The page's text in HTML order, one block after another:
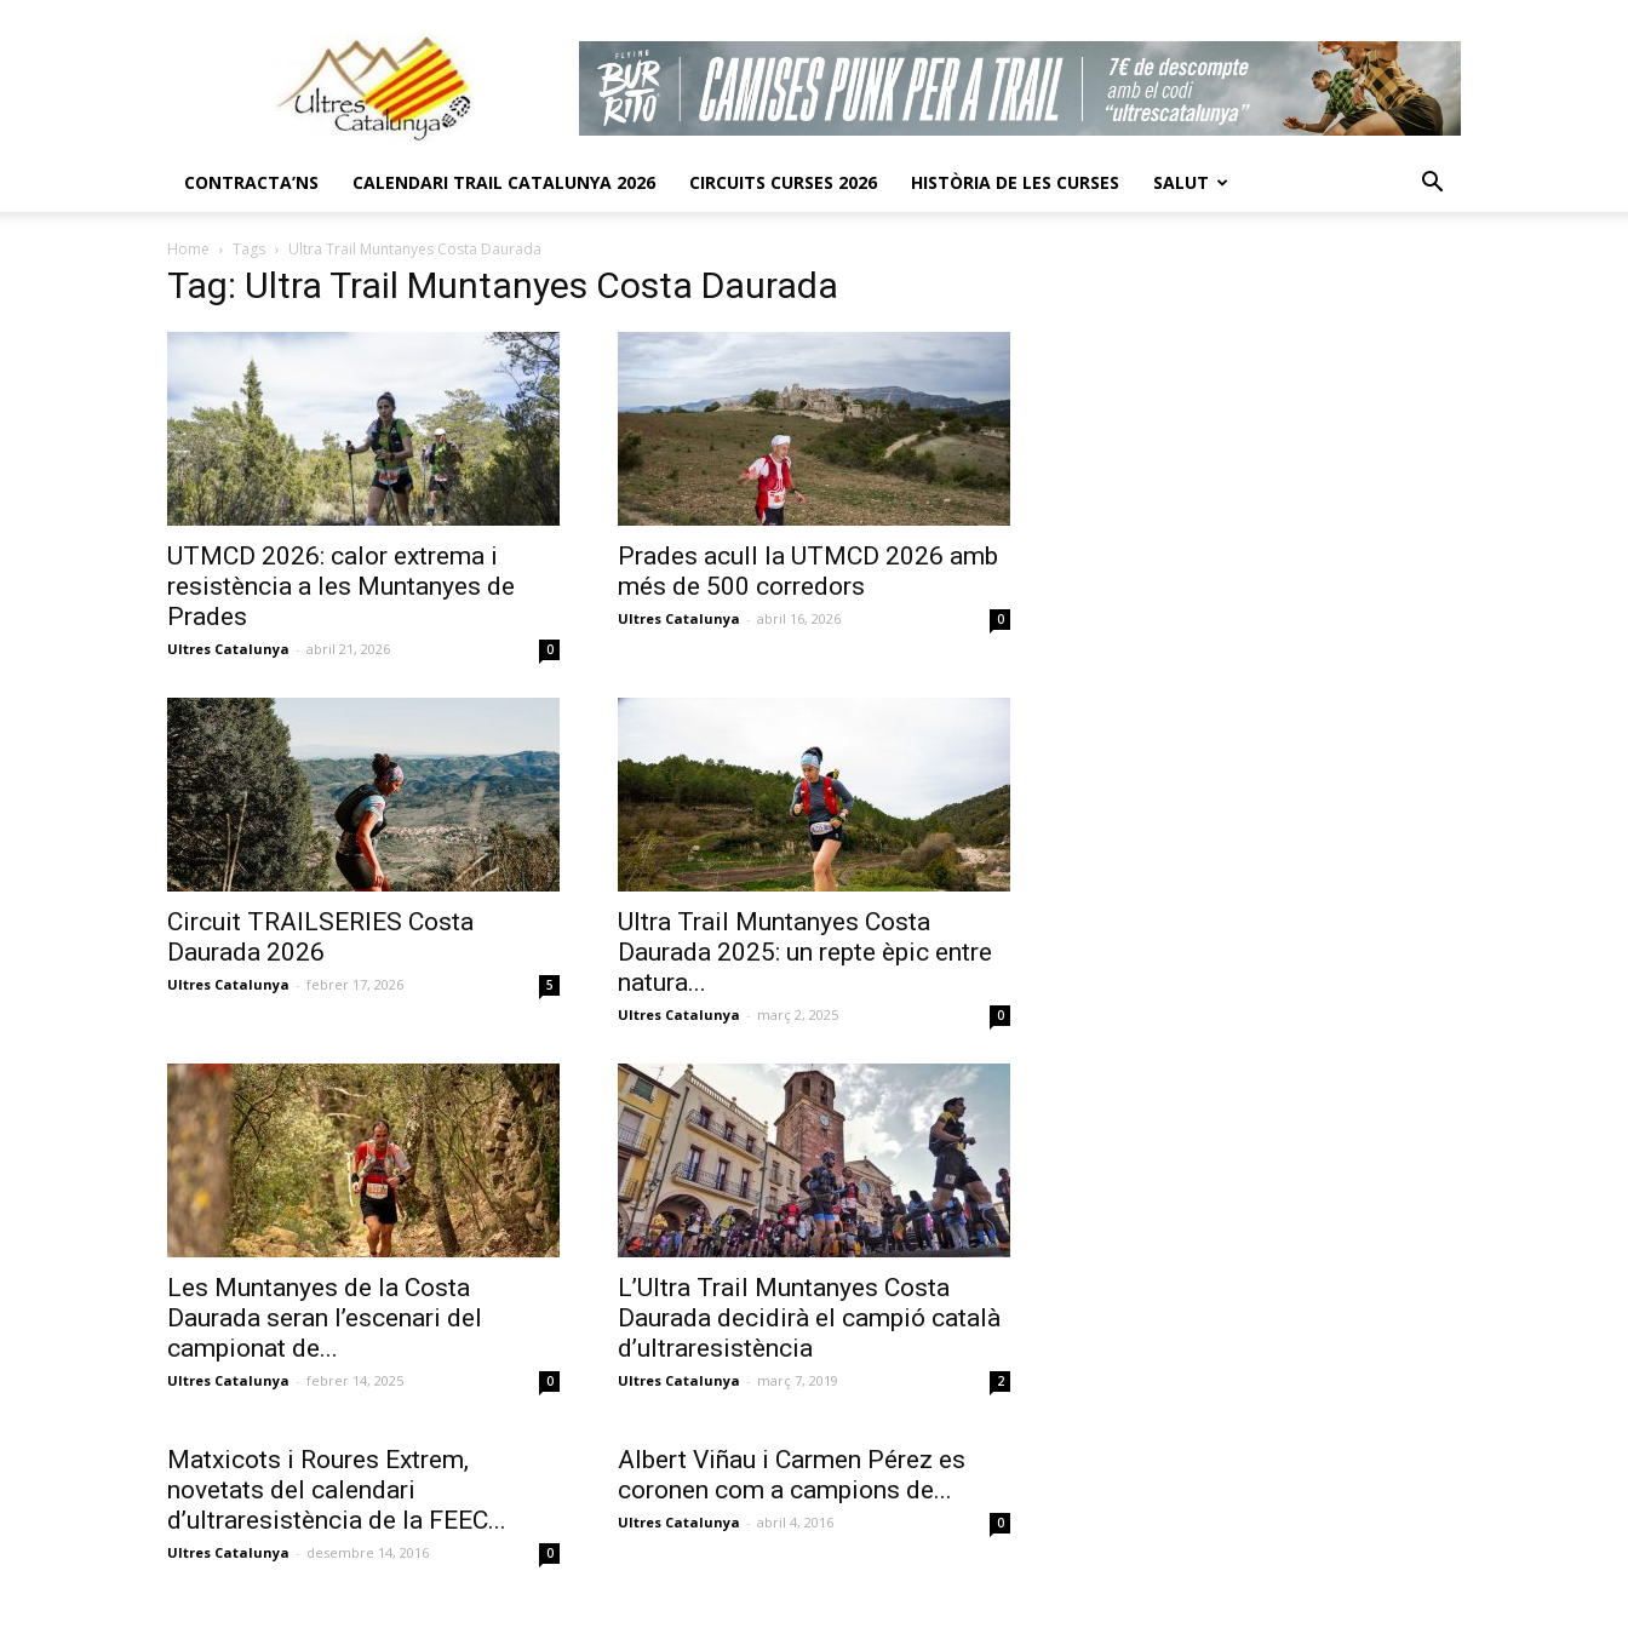
CONTRACTA’NS CALENDARI TRAIL CATALUNYA 2026 CIRCUITS CURSES 2026 HISTÒRIA DE LES CURSES SALUT
Home Tags Ultra Trail Muntanyes Costa Daurada
Tag: Ultra Trail Muntanyes Costa Daurada
UTMCD 2026: calor extrema i
resistència a les Muntanyes de
Prades
Ultres Catalunya - abril 21, 2026 0
Prades acull la UTMCD 2026 amb
més de 500 corredors
Ultres Catalunya - abril 16, 2026 0
Circuit TRAILSERIES Costa
Daurada 2026
Ultres Catalunya - febrer 17, 2026 5
Ultra Trail Muntanyes Costa
Daurada 2025: un repte èpic entre
natura...
Ultres Catalunya - març 2, 2025 0
Les Muntanyes de la Costa
Daurada seran l’escenari del
campionat de...
Ultres Catalunya - febrer 14, 2025 0
L’Ultra Trail Muntanyes Costa
Daurada decidirà el campió català
d’ultraresistència
Ultres Catalunya - març 7, 2019 2
Matxicots i Roures Extrem,
novetats del calendari
d’ultraresistència de la FEEC...
Ultres Catalunya - desembre 14, 2016 0
Albert Viñau i Carmen Pérez es
coronen com a campions de...
Ultres Catalunya - abril 4, 2016 0